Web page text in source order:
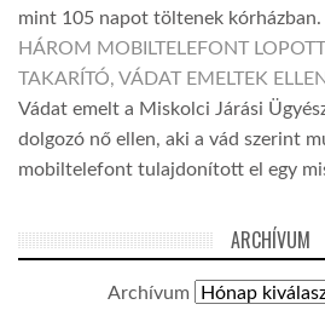
mint 105 napot töltenek kórházban.
HÁROM MOBILTELEFONT
TAKARÍTÓ, VÁDAT EMELTEK
Vádat emelt a Miskolci Járási
dolgozó nő ellen, aki a vád szerint
mobiltelefont tulajdonított el egy
ARCHÍVUM
Archívum